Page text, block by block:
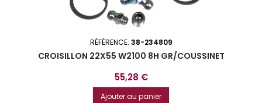
RÉFÉRENCE: 38-234809
CROISILLON 22X55 W2100 8H GR/COUSSINET
Prix
55,28 €
Ajouter au panier